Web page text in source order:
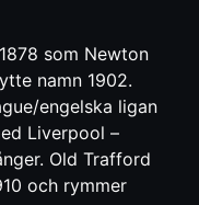
som Newton
namn 1902.
engelska ligan
Liverpool –
Old Trafford
och rymmer